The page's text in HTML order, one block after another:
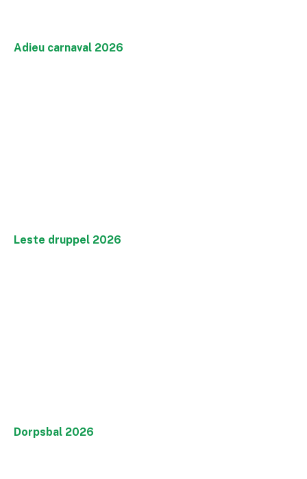
Adieu carnaval 2026
Leste druppel 2026
Dorpsbal 2026